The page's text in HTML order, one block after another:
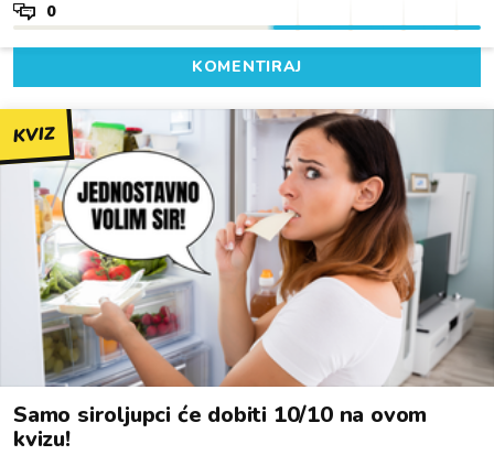
0
KOMENTIRAJ
KVIZ
Samo siroljupci će dobiti 10/10 na ovom
kvizu!